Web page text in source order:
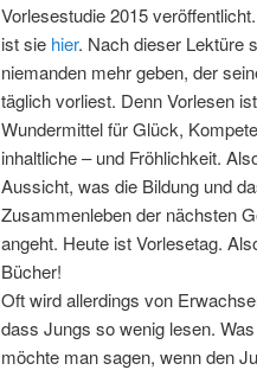
Vorlesestudie 2015
ist sie hier. Nach dieser Lektüre
niemanden mehr geben, der
täglich vorliest. Denn Vorlesen
Wundermittel für Glück,
inhaltliche – und Fröhlichkeit.
Aussicht, was die Bildung und
Zusammenleben der nächsten
angeht. Heute ist Vorlesetag.
Bücher!
Oft wird allerdings von
dass Jungs so wenig lesen.
möchte man sagen, wenn den